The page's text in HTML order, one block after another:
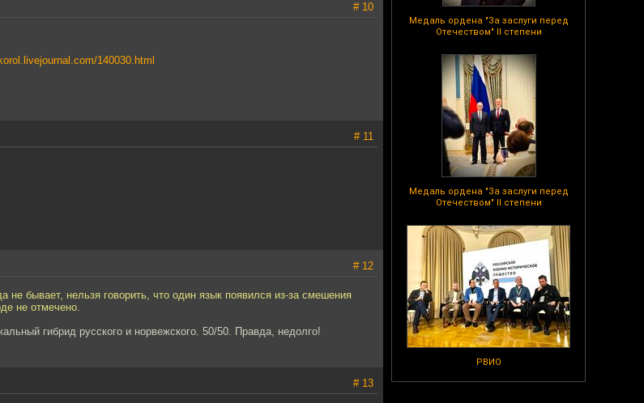
Медаль ордена "За заслуги перед
Отечеством" II степени
Медаль ордена "За заслуги перед
Отечеством" II степени
РВИО
# 10
140030.html
# 11
# 12
не бывает, нельзя говорить, что один язык появился из-за смешения
не отмечено.
гибрид русского и норвежского. 50/50. Правда, недолго!
# 13